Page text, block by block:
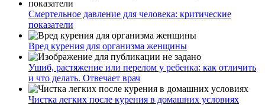
Смертельное давление для человека: критические
показатели
Вред курения для организма женщины
Ушиб, растяжение или перелом у ребенка: как отличить
и что делать. Отвечает врач
Чистка легких после курения в домашних условиях